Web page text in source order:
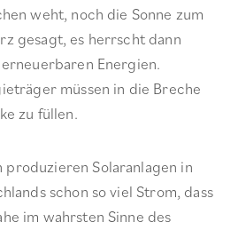
weht, noch die Sonne zum
gesagt, es herrscht dann
Energien.
müssen in die Breche
zu füllen.
produzieren Solaranlagen in
schon so viel Strom, dass
im wahrsten Sinne des